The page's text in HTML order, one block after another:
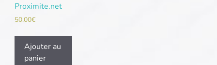
Proximite.net
50,00€
Ajouter au
panier